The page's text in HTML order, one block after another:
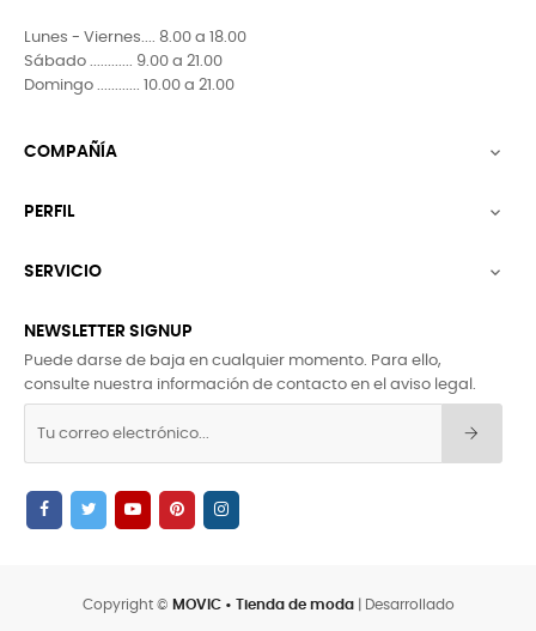
Lunes - Viernes.... 8.00 a 18.00
Sábado ............ 9.00 a 21.00
Domingo ............ 10.00 a 21.00
COMPAÑÍA 
PERFIL 
SERVICIO 
NEWSLETTER SIGNUP
Puede darse de baja en cualquier momento. Para ello,
consulte nuestra información de contacto en el aviso legal.
Copyright © MOVIC • Tienda de moda| Desarrollado